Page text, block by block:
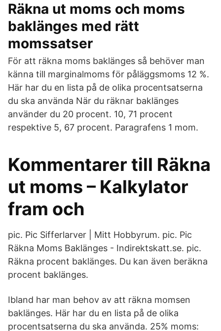
Räkna ut moms och moms
baklänges med rätt
momssatser
För att räkna moms baklänges så behöver man
känna till marginalmoms för påläggsmoms 12 %.
Här har du en lista på de olika procentsatserna
du ska använda När du räknar baklänges
använder du 20 procent. 10, 71 procent
respektive 5, 67 procent. Paragrafens 1 mom.
Kommentarer till Räkna
ut moms – Kalkylator
fram och
pic. Pic Sifferlarver | Mitt Hobbyrum. pic. Pic
Räkna Moms Baklänges - Indirektskatt.se. pic.
Räkna procent baklänges. Du kan även beräkna
procent baklänges.
Ibland har man behov av att räkna momsen
baklänges. Här har du en lista på de olika
procentsatserna du ska använda. 25% moms: